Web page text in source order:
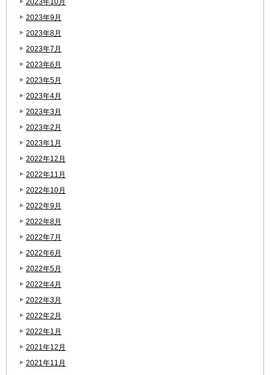
2023年10月
2023年9月
2023年8月
2023年7月
2023年6月
2023年5月
2023年4月
2023年3月
2023年2月
2023年1月
2022年12月
2022年11月
2022年10月
2022年9月
2022年8月
2022年7月
2022年6月
2022年5月
2022年4月
2022年3月
2022年2月
2022年1月
2021年12月
2021年11月